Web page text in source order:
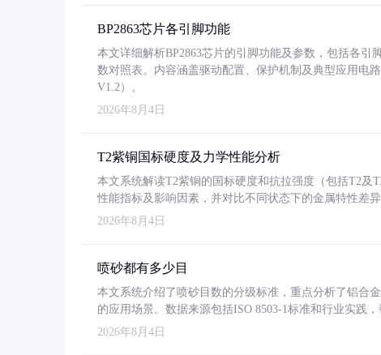
BP2863芯片各引脚功能
本文详细解析BP2863芯片的引脚功能及参数，包括各
数对照表。内容涵盖驱动配置、保护机制及典型应用电
V1.2）。
2026年8月4日
T2紫铜国标硬度及力学性能分析
本文系统解读T2紫铜的国标硬度和抗拉强度（包括T2及
性能指标及影响因素，并对比不同状态下的金属特性差
2026年8月4日
喷砂都有多少目
本文系统介绍了喷砂目数的分级标准，重点分析了铝合
的应用场景。数据来源包括ISO 8503-1标准和行业实践
2026年8月4日